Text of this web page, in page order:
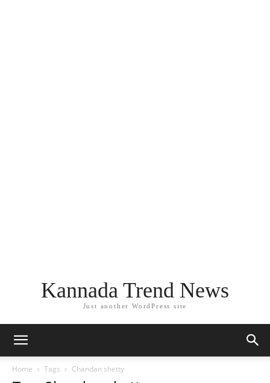
Kannada Trend News
Just another WordPress site
Home Tags Chandan shetty